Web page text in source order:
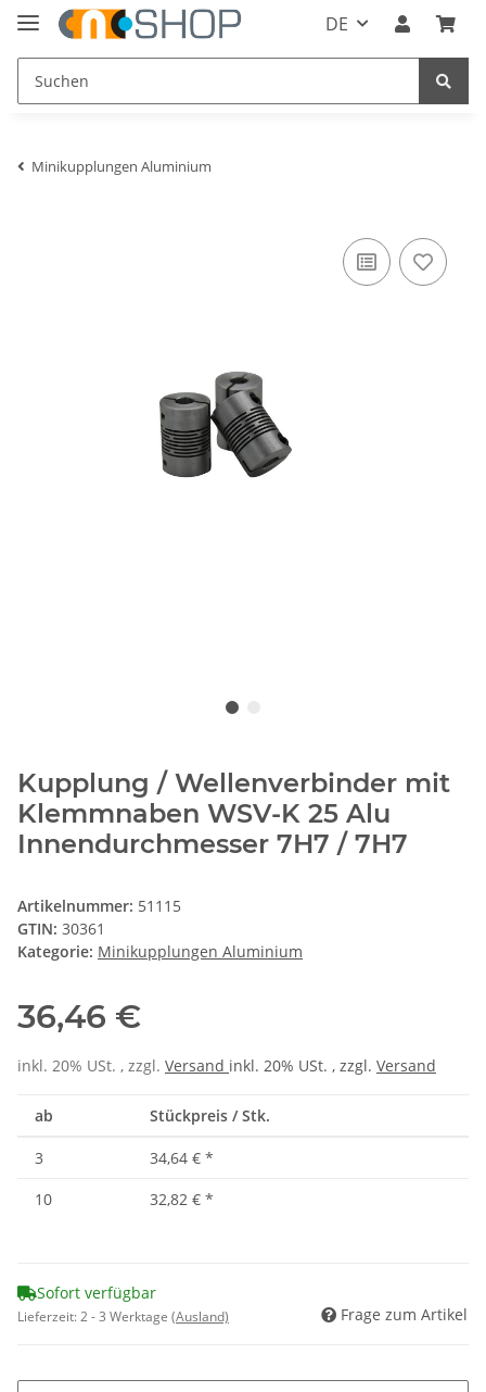
DE
Minikupplungen Aluminium
Kupplung / Wellenverbinder mit
Klemmnaben WSV-K 25 Alu
Innendurchmesser 7H7 / 7H7
Artikelnummer: 51115
GTIN: 30361
Kategorie: Minikupplungen Aluminium
36,46 €
inkl. 20% USt. , zzgl. Versand inkl. 20% USt. , zzgl. Versand
ab Stückpreis / Stk.
3 34,64 € *
10
32,82 € *
Sofort verfügbar
Lieferzeit:2 - 3 Werktage (Ausland) Frage zum Artikel